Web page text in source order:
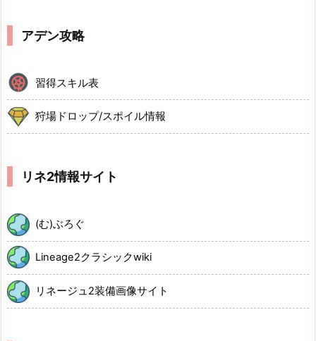
アデン攻略
習得スキル表
狩場ドロップ/スポイル情報
リネ2情報サイト
(む)ぶろぐ
Lineage2クラシックwiki
リネージュ2装備画像サイト